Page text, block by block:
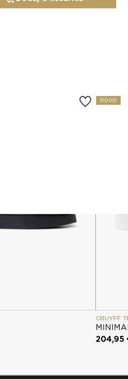
novo
CRUYFF
204,95